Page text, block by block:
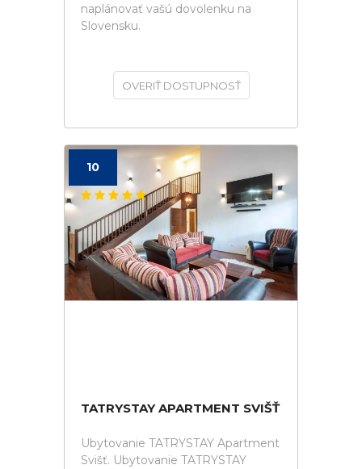
naplánovať vašú dovolenku na
Slovensku.
OVERIŤ DOSTUPNOSŤ
10
TATRYSTAY APARTMENT SVIŠŤ
Ubytovanie TATRYSTAY Apartment
Svišť. Ubytovanie TATRYSTAY